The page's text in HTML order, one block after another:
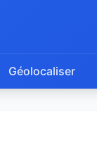
Géolocaliser